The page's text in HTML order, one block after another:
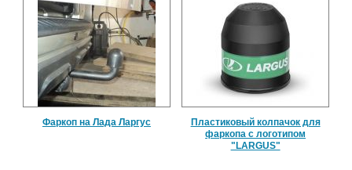
Фаркоп на Лада Ларгус
Пластиковый колпачок для
фаркопа с логотипом
"LARGUS"